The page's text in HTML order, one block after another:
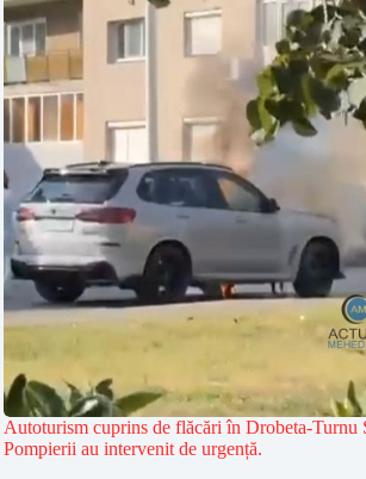
Autoturism cuprins de flăcări în Drobeta-Turnu
Pompierii au intervenit de urgență.